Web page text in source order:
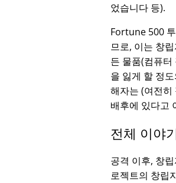
었습니다 등).
Fortune 500
므로, 이는 창
든 물품(컴퓨
을 잃게 할 정
해자는 (여전히
배후에 있다고
전체 이야
공격 이후, 창
로젝트의 창립